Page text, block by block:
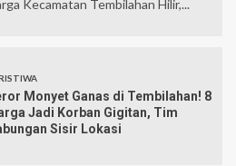
Kecamatan Tembilahan Hilir,...
Monyet Ganas di Tembilahan! 8
Jadi Korban Gigitan, Tim
Sisir Lokasi